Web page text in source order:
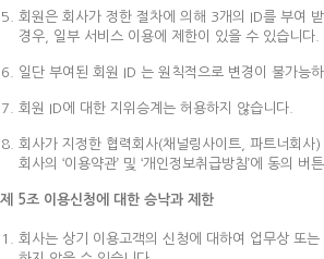
회원은 회사가 정한 절차에 의해 3개의 ID를 부여
경우, 일부 서비스 이용에 제한이 있을 수 있습니다.
일단 부여된 회원 ID 는 원칙적으로 변경이 불가능
회원 ID에 대한 지위승계는 허용하지 않습니다.
회사가 지정한 협력회사(채널링사이트, 파트너회
회사의 ‘이용약관’ 및 ‘개인정보취급방침’에 동의
제 5조 이용신청에 대한 승낙과 제한
회사는 상기 이용고객의 신청에 대하여 업무상 또